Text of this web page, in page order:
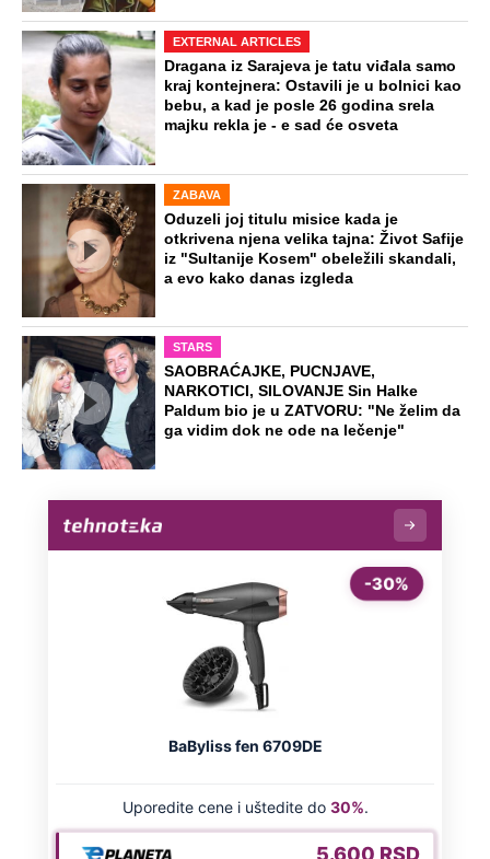
EXTERNAL ARTICLES
Dragana iz Sarajeva je tatu viđala samo
kraj kontejnera: Ostavili je u bolnici kao
bebu, a kad je posle 26 godina srela
majku rekla je - e sad će osveta
ZABAVA
Oduzeli joj titulu misice kada je
otkrivena njena velika tajna: Život Safije
iz "Sultanije Kosem" obeležili skandali,
a evo kako danas izgleda
STARS
SAOBRAĆAJKE, PUCNJAVE,
NARKOTICI, SILOVANJE Sin Halke
Paldum bio je u ZATVORU: "Ne želim da
ga vidim dok ne ode na lečenje"